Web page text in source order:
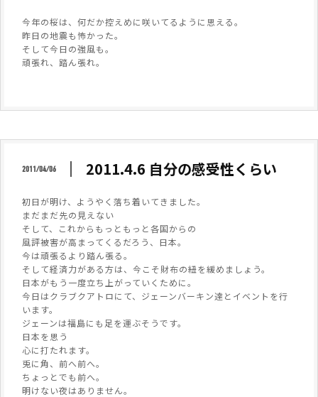
今年の桜は、何だか控えめに咲いてるように思える。
昨日の地震も怖かった。
そして今日の強風も。
頑張れ、踏ん張れ。
2011/04/06 2011.4.6 自分の感受性くらい
初日が明け、ようやく落ち着いてきました。
まだまだ先の見えない
そして、これからもっともっと各国からの
風評被害が高まってくるだろう、日本。
今は頑張るより踏ん張る。
そして経済力がある方は、今こそ財布の紐を緩めましょう。
日本がもう一度立ち上がっていくために。
今日はクラブクアトロにて、ジェーンバーキン達とイベントを行
います。
ジェーンは福島にも足を運ぶそうです。
日本を思う
心に打たれます。
兎に角、前へ前へ。
ちょっとでも前へ。
明けない夜はありません。